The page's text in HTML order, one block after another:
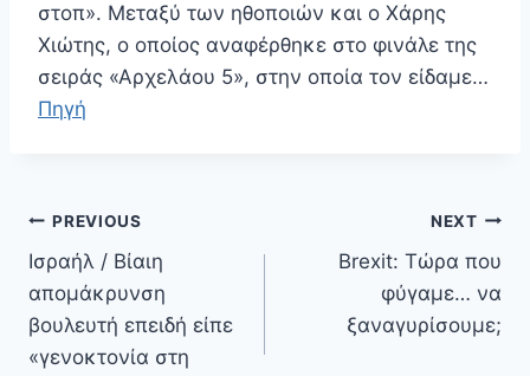
στοπ». Μεταξύ των ηθοποιών και ο Χάρης
Χιώτης, ο οποίος αναφέρθηκε στο φινάλε της
σειράς «Αρχελάου 5», στην οποία τον είδαμε…
Πηγή
Πλοήγηση
άρθρων
PREVIOUS
Ισραήλ / Βίαιη
απομάκρυνση
βουλευτή επειδή είπε
«γενοκτονία στη
NEXT
Brexit: Τώρα που
φύγαμε… να
ξαναγυρίσουμε;